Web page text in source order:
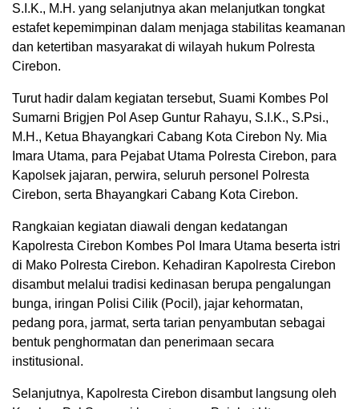
S.I.K., M.H. yang selanjutnya akan melanjutkan tongkat
estafet kepemimpinan dalam menjaga stabilitas keamanan
dan ketertiban masyarakat di wilayah hukum Polresta
Cirebon.
Turut hadir dalam kegiatan tersebut, Suami Kombes Pol
Sumarni Brigjen Pol Asep Guntur Rahayu, S.I.K., S.Psi.,
M.H., Ketua Bhayangkari Cabang Kota Cirebon Ny. Mia
Imara Utama, para Pejabat Utama Polresta Cirebon, para
Kapolsek jajaran, perwira, seluruh personel Polresta
Cirebon, serta Bhayangkari Cabang Kota Cirebon.
Rangkaian kegiatan diawali dengan kedatangan
Kapolresta Cirebon Kombes Pol Imara Utama beserta istri
di Mako Polresta Cirebon. Kehadiran Kapolresta Cirebon
disambut melalui tradisi kedinasan berupa pengalungan
bunga, iringan Polisi Cilik (Pocil), jajar kehormatan,
pedang pora, jarmat, serta tarian penyambutan sebagai
bentuk penghormatan dan penerimaan secara
institusional.
Selanjutnya, Kapolresta Cirebon disambut langsung oleh